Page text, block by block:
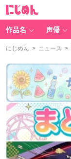
作品名 声優
にじめん > ニュース >